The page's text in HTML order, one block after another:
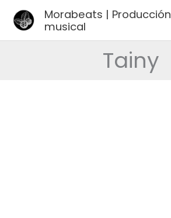
Morabeats | Producción
musical
Tainy